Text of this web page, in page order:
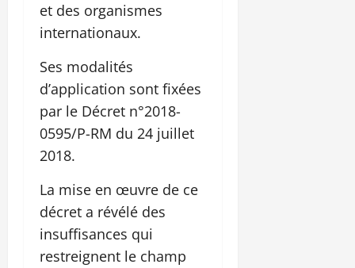
et des organismes
internationaux.
Ses modalités
d’application sont fixées
par le Décret n°2018-
0595/P-RM du 24 juillet
2018.
La mise en œuvre de ce
décret a révélé des
insuffisances qui
restreignent le champ